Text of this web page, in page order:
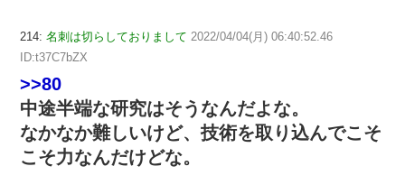
214: 名刺は切らしておりまして 2022/04/04(月) 06:40:52.46
ID:t37C7bZX
>>80
中途半端な研究はそうなんだよな。
なかなか難しいけど、技術を取り込んでこそ
こそ力なんだけどな。